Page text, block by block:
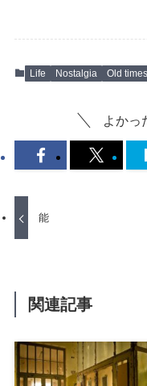
Life Nostalgia Old times
よかっ
能
関連記事